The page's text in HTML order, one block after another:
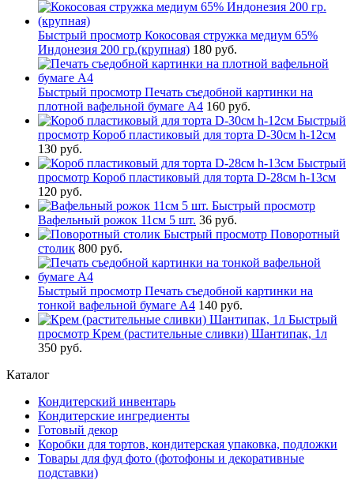
Быстрый просмотр Кокосовая стружка медиум 65%
Индонезия 200 гр.(крупная) 180 руб.
Быстрый просмотр Печать съедобной картинки на
плотной вафельной бумаге А4 160 руб.
Быстрый
просмотр Короб пластиковый для торта D-30см h-12см
130 руб.
Быстрый
просмотр Короб пластиковый для торта D-28см h-13см
120 руб.
Быстрый просмотр
Вафельный рожок 11см 5 шт. 36 руб.
Быстрый просмотр Поворотный
столик 800 руб.
Быстрый просмотр Печать съедобной картинки на
тонкой вафельной бумаге А4 140 руб.
Быстрый
просмотр Крем (растительные сливки) Шантипак, 1л
350 руб.
Каталог
Кондитерский инвентарь
Кондитерские ингредиенты
Готовый декор
Коробки для тортов, кондитерская упаковка, подложки
Товары для фуд фото (фотофоны и декоративные
подставки)